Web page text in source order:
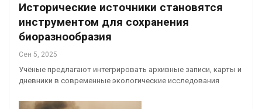
Исторические источники становятся
инструментом для сохранения
биоразнообразия
Сен 5, 2025
Учёные предлагают интегрировать архивные записи, карты и
дневники в современные экологические исследования